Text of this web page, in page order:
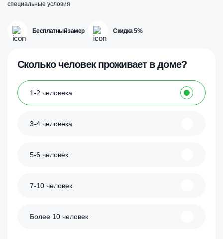
специальные условия
Бесплатный замер Скидка 5%
Сколько человек проживает в доме?
1-2 человека
3-4 человека
5-6 человек
7-10 человек
Более 10 человек